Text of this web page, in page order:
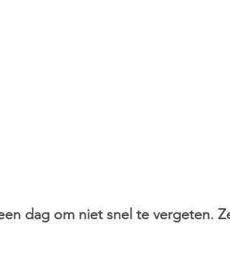
dag om niet snel te vergeten.